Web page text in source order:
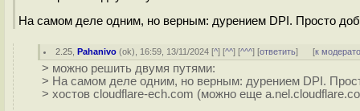
На самом деле одним, но верным: дурением DPI. Просто
2.25 ,Pahanivo (ok), 16:59, 13/11/2024 [^] [^^] [^^^] [ответить] [к
> можно решить двумя путями:
> На самом деле одним, но верным: дурением DPI.
> хостов cloudflare-ech.com (можно еще